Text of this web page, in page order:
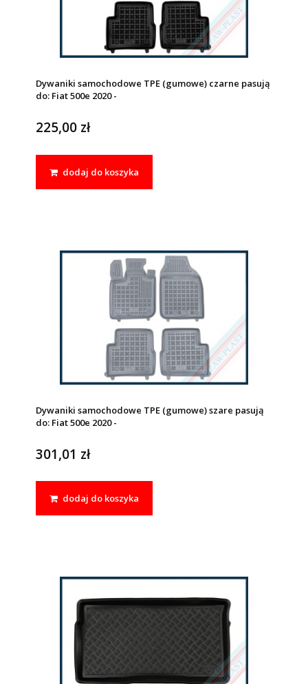
Dywaniki samochodowe TPE (gumowe) czarne pasują
do: Fiat 500e 2020 -
225,00 zł
dodaj do koszyka
Dywaniki samochodowe TPE (gumowe) szare pasują
do: Fiat 500e 2020 -
301,01 zł
dodaj do koszyka